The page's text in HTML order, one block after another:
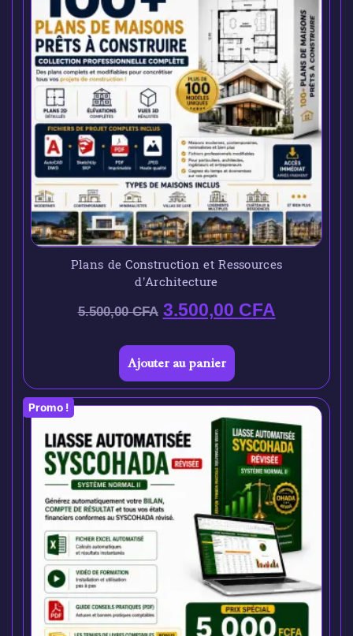
Plans de Construction et Ressources
d’Architecture
5.500,00CFA 3.500,00 CFA
Ajouter au panier
Promo !